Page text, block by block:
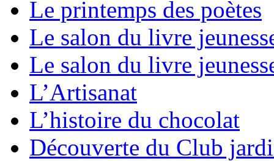
Le printemps des poètes
Le salon du livre
Le salon du livre
L’Artisanat
L’histoire du chocolat
Découverte du Club